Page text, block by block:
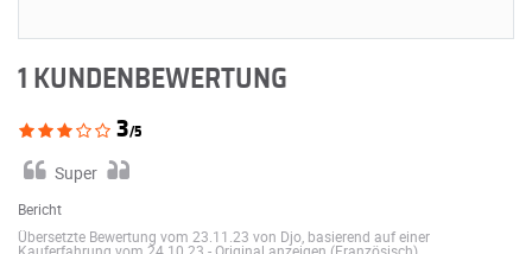
1 KUNDENBEWERTUNG
3/5
Super
Bericht
Übersetzte Bewertung vom 23.11.23 von Djo, basierend auf einer
Kauferfahrung vom 24.10.23 -Original anzeigen (Französisch)